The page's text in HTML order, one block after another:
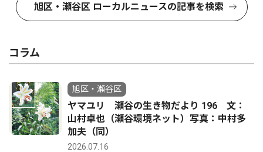
旭区・瀬谷区 ローカルニュースの記事を検索
コラム
旭区・瀬谷区
ヤマユリ 瀬谷の生き物だより 196 文：
山村卓也（瀬谷環境ネット）写真：中村多
加夫（同）
2026.07.16